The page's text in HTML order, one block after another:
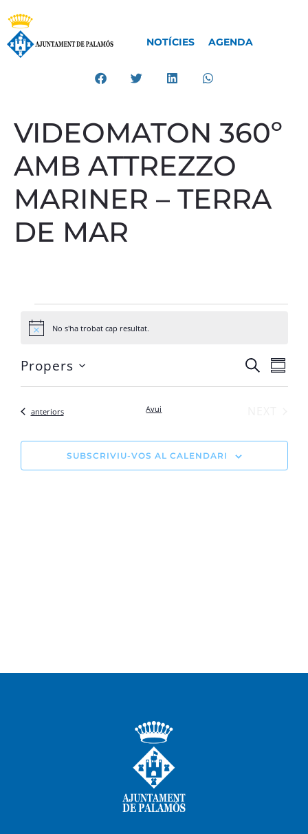
NOTÍCIES AGENDA
VIDEOMATON 360º
AMB ATTREZZO
MARINER – TERRA
DE MAR
Avís No s'ha trobat cap resultat.
visual
CERCA
de
VISTA
Propers
date.
Esdeveniments
anteriors Avui
SUBSCRIVIU-VOS AL CALENDARI